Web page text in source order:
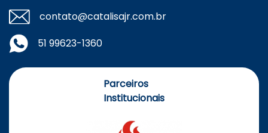
contato@catalisajr.com.br
51 99623-1360
Parceiros
Institucionais